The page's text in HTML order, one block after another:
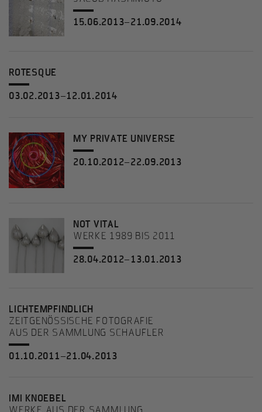
15.06.2013–21.09.2014
ROTESQUE
03.02.2013–12.01.2014
MY PRIVATE UNIVERSE
20.10.2012–22.09.2013
NOT VITAL
WERKE 1989 BIS 2011
28.04.2012–13.01.2013
LICHTEMPFINDLICH
ZEITGENÖSSISCHE FOTOGRAFIE
AUS DER SAMMLUNG SCHAUFLER
01.10.2011–21.04.2013
IMI KNOEBEL